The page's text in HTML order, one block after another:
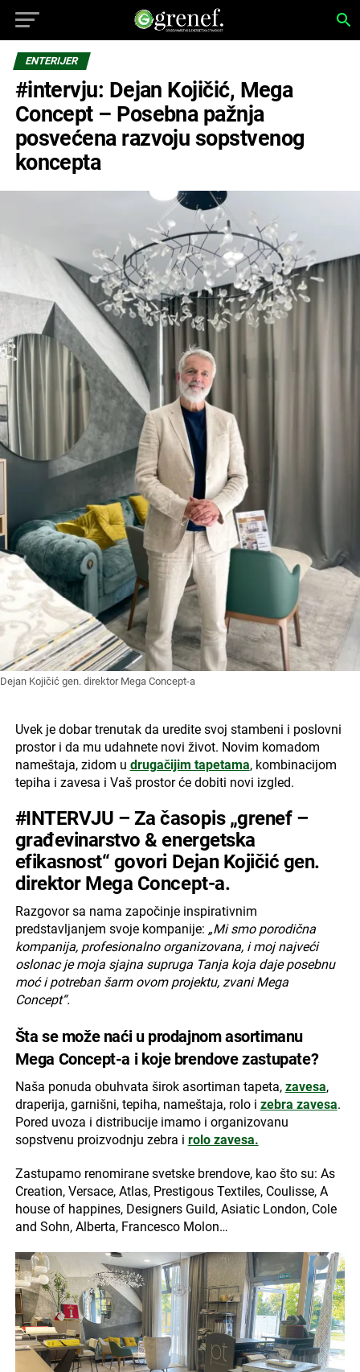
ENTERIJER
#intervju: Dejan Kojičić, Mega
Concept – Posebna pažnja
posvećena razvoju sopstvenog
koncepta
Dejan Kojičić gen. direktor Mega Concept-a
Uvek je dobar trenutak da uredite svoj stambeni i poslovni
prostor i da mu udahnete novi život. Novim komadom
nameštaja, zidom u drugačijim tapetama, kombinacijom
tepiha i zavesa i Vaš prostor će dobiti novi izgled.
#INTERVJU – Za časopis „grenef –
građevinarstvo & energetska
efikasnost“ govori Dejan Kojičić gen.
direktor Mega Concept-a.
Razgovor sa nama započinje inspirativnim
predstavljanjem svoje kompanije: „Mi smo porodična
kompanija, profesionalno organizovana, i moj najveći
oslonac je moja sjajna supruga Tanja koja daje posebnu
moć i potreban šarm ovom projektu, zvani Mega
Concept“.
Šta se može naći u prodajnom asortimanu
Mega Concept-a i koje brendove zastupate?
Naša ponuda obuhvata širok asortiman tapeta, zavesa,
draperija, garnišni, tepiha, nameštaja, rolo i zebra zavesa.
Pored uvoza i distribucije imamo i organizovanu
sopstvenu proizvodnju zebra i rolo zavesa.
Zastupamo renomirane svetske brendove, kao što su: As
Creation, Versace, Atlas, Prestigous Textiles, Coulisse, A
house of happines, Designers Guild, Asiatic London, Cole
and Sohn, Alberta, Francesco Molon…